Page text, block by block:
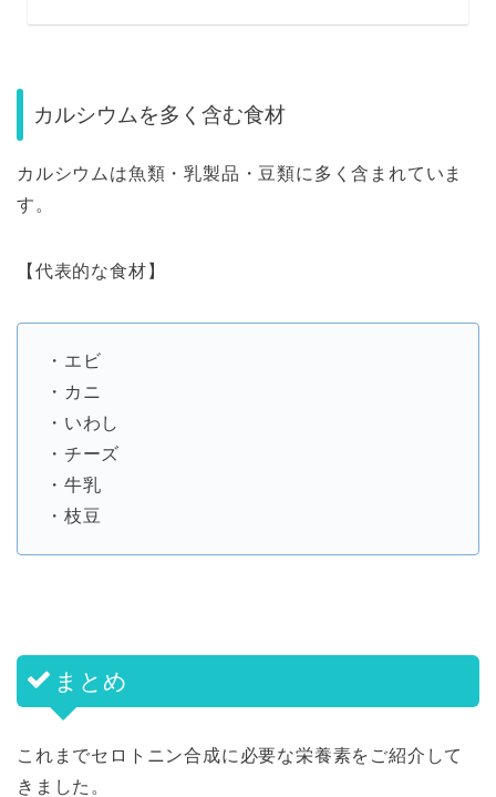
カルシウムを多く含む食材
カルシウムは魚類・乳製品・豆類に多く含まれていま
す。
【代表的な食材】
・エビ
・カニ
・いわし
・チーズ
・牛乳
・枝豆
まとめ
これまでセロトニン合成に必要な栄養素をご紹介して
きました。